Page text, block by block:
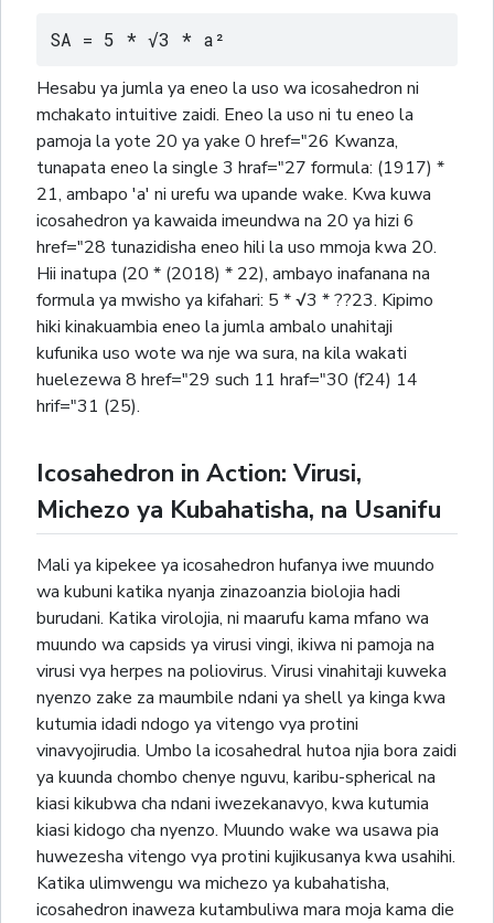
SA = 5 * √3 * a²
Hesabu ya jumla ya eneo la uso wa icosahedron ni
mchakato intuitive zaidi. Eneo la uso ni tu eneo la
pamoja la yote 20 ya yake 0 href="26 Kwanza,
tunapata eneo la single 3 hraf="27 formula: (1917) *
21, ambapo 'a' ni urefu wa upande wake. Kwa kuwa
icosahedron ya kawaida imeundwa na 20 ya hizi 6
href="28 tunazidisha eneo hili la uso mmoja kwa 20.
Hii inatupa (20 * (2018) * 22), ambayo inafanana na
formula ya mwisho ya kifahari: 5 * √3 * ??23. Kipimo
hiki kinakuambia eneo la jumla ambalo unahitaji
kufunika uso wote wa nje wa sura, na kila wakati
huelezewa 8 href="29 such 11 hraf="30 (f24) 14
hrif="31 (25).
Icosahedron in Action: Virusi,
Michezo ya Kubahatisha, na Usanifu
Mali ya kipekee ya icosahedron hufanya iwe muundo
wa kubuni katika nyanja zinazoanzia biolojia hadi
burudani. Katika virolojia, ni maarufu kama mfano wa
muundo wa capsids ya virusi vingi, ikiwa ni pamoja na
virusi vya herpes na poliovirus. Virusi vinahitaji kuweka
nyenzo zake za maumbile ndani ya shell ya kinga kwa
kutumia idadi ndogo ya vitengo vya protini
vinavyojirudia. Umbo la icosahedral hutoa njia bora zaidi
ya kuunda chombo chenye nguvu, karibu-spherical na
kiasi kikubwa cha ndani iwezekanavyo, kwa kutumia
kiasi kidogo cha nyenzo. Muundo wake wa usawa pia
huwezesha vitengo vya protini kujikusanya kwa usahihi.
Katika ulimwengu wa michezo ya kubahatisha,
icosahedron inaweza kutambuliwa mara moja kama die